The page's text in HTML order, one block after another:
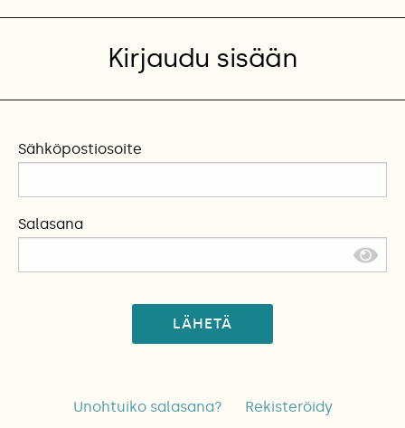
Kirjaudu sisään
Sähköpostiosoite
Salasana
LÄHETÄ
Unohtuiko salasana? Rekisteröidy